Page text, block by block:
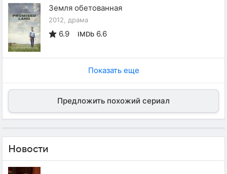
Земля обетованная
2012, драма
6.9 IMDb 6.6
Показать еще
Предложить похожий сериал
Новости